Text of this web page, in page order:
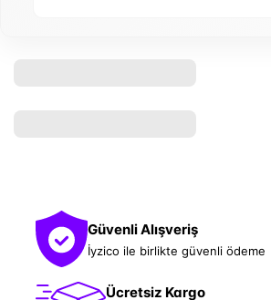
Güvenli Alışveriş
İyzico ile birlikte güvenli ödeme
Ücretsiz Kargo